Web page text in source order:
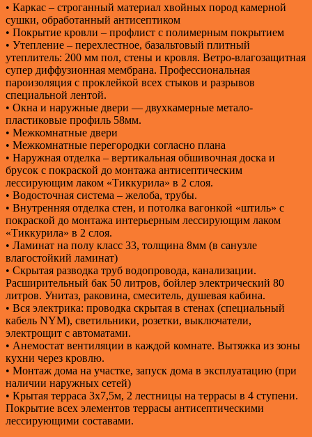
• Каркас – строганный материал хвойных пород камерной
сушки, обработанный антисептиком
• Покрытие кровли – профлист с полимерным покрытием
• Утепление – перехлестное, базальтовый плитный
утеплитель: 200 мм пол, стены и кровля. Ветро-влагозащитная
супер диффузионная мембрана. Профессиональная
пароизоляция с проклейкой всех стыков и разрывов
специальной лентой.
• Окна и наружные двери — двухкамерные метало-
пластиковые профиль 58мм.
• Межкомнатные двери
• Межкомнатные перегородки согласно плана
• Наружная отделка – вертикальная обшивочная доска и
брусок с покраской до монтажа антисептическим
лессирующим лаком «Тиккурила» в 2 слоя.
• Водосточная система – желоба, трубы.
• Внутренняя отделка стен, и потолка вагонкой «штиль» с
покраской до монтажа интерьерным лессирующим лаком
«Тиккурила» в 2 слоя.
• Ламинат на полу класс 33, толщина 8мм (в санузле
влагостойкий ламинат)
• Скрытая разводка труб водопровода, канализации.
Расширительный бак 50 литров, бойлер электрический 80
литров. Унитаз, раковина, смеситель, душевая кабина.
• Вся электрика: проводка скрытая в стенах (специальный
кабель NYM), светильники, розетки, выключатели,
электрощит с автоматами.
• Анемостат вентиляции в каждой комнате. Вытяжка из зоны
кухни через кровлю.
• Монтаж дома на участке, запуск дома в эксплуатацию (при
наличии наружных сетей)
• Крытая терраса 3х7,5м, 2 лестницы на террасы в 4 ступени.
Покрытие всех элементов террасы антисептическими
лессирующими составами.